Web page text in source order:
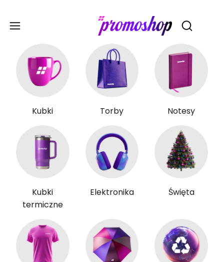
Otwórz
Kubki Torby Notesy
Kubki
termiczne
Elektronika Święta